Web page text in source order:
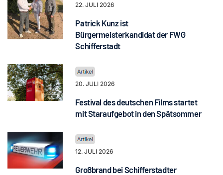
22. JULI 2026
Patrick Kunz ist
Bürgermeisterkandidat der FWG
Schifferstadt
20. JULI 2026
Festival des deutschen Films startet
mit Staraufgebot in den Spätsommer
12. JULI 2026
Großbrand bei Schifferstadter